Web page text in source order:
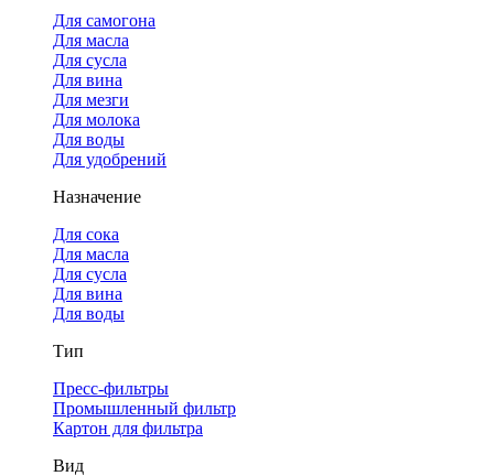
Для самогона
Для масла
Для сусла
Для вина
Для мезги
Для молока
Для воды
Для удобрений
Назначение
Для сока
Для масла
Для сусла
Для вина
Для воды
Тип
Пресс-фильтры
Промышленный фильтр
Картон для фильтра
Вид